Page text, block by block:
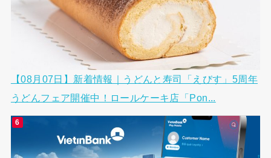
【08月07日】新着情報｜うどんと寿司「えびす」5周年
うどんフェア開催中！ロールケーキ店「Pon...